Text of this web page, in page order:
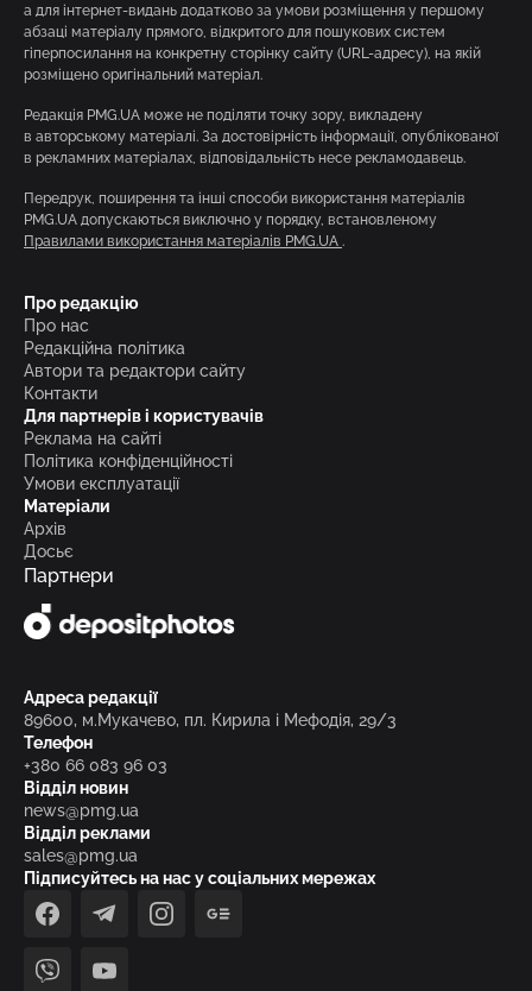
а для інтернет-видань додатково за умови розміщення у першому
абзаці матеріалу прямого, відкритого для пошукових систем
гіперпосилання на конкретну сторінку сайту (URL-адресу), на якій
розміщено оригінальний матеріал.
Редакція PMG.UA може не поділяти точку зору, викладену
в авторському матеріалі. За достовірність інформації, опублікованої
в рекламних матеріалах, відповідальність несе рекламодавець.
Передрук, поширення та інші способи використання матеріалів
PMG.UA допускаються виключно у порядку, встановленому
Правилами використання матеріалів PMG.UA .
Про редакцію
Про нас
Редакційна політика
Автори та редактори сайту
Контакти
Для партнерів і користувачів
Реклама на сайті
Політика конфіденційності
Умови експлуатації
Матеріали
Архів
Досьє
Партнери
Адреса редакції
89600, м.Мукачево, пл. Кирила і Мефодія, 29/3
Телефон
+380 66 083 96 03
Відділ новин
news@pmg.ua
Відділ реклами
sales@pmg.ua
Підписуйтесь на нас у соціальних мережах
facebooktelegraminstagramgoogle_news
viber youtube